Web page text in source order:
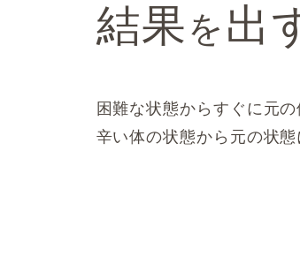
結果を 出
困難な状態からすぐに元
辛い体の状態から元の状